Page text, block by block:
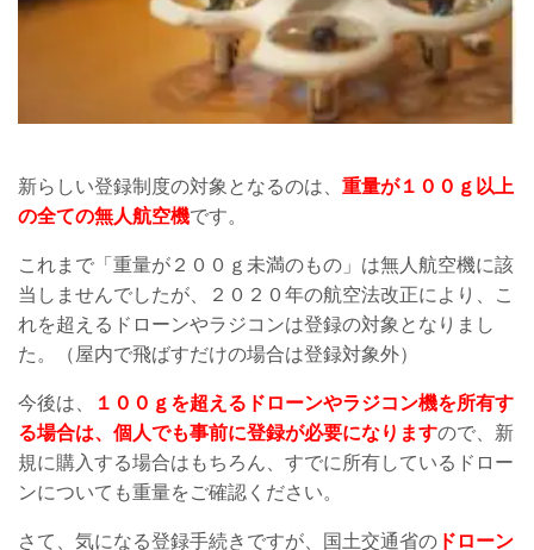
新らしい登録制度の対象となるのは、 重量が１００ｇ以上
の全ての無人航空機です。
これまで「重量が２００ｇ未満のもの」は無人航空機に該
当しませんでしたが、２０２０年の航空法改正により、こ
れを超えるドローンやラジコンは登録の対象となりまし
た。（屋内で飛ばすだけの場合は登録対象外）
今後は、
１００ｇを超えるドローンやラジコン機を所有す
る場合は、個人でも事前に登録が必要になりますので、新
規に購入する場合はもちろん、すでに所有しているドロー
ンについても重量をご確認ください。
さて、気になる登録手続きですが、国土交通省の ドローン